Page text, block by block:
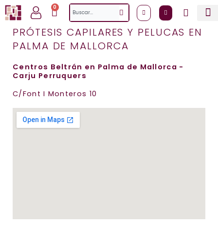
al
contenido
0
CartSearch
PRÓTESIS CAPILARES Y PELUCAS EN
PALMA DE MALLORCA
Centros Beltrán en Palma de Mallorca -
Carju Perruquers​
C/Font I Monteros 10